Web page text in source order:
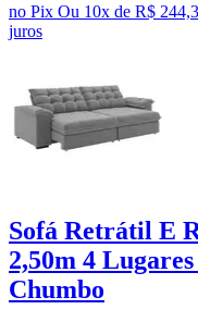
no Pix Ou 10x de R$
juros
Sofá Retrátil E
2,50m 4
Chumbo